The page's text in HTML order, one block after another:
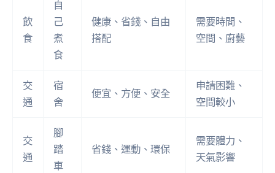
飲
食
自
己
煮
食
健康、省錢、自由
搭配
需要時間、
空間、廚藝
交
通
宿
舍
便宜、方便、安全
申請困難、
空間較小
交
通
腳
踏
車
省錢、運動、環保
需要體力、
天氣影響